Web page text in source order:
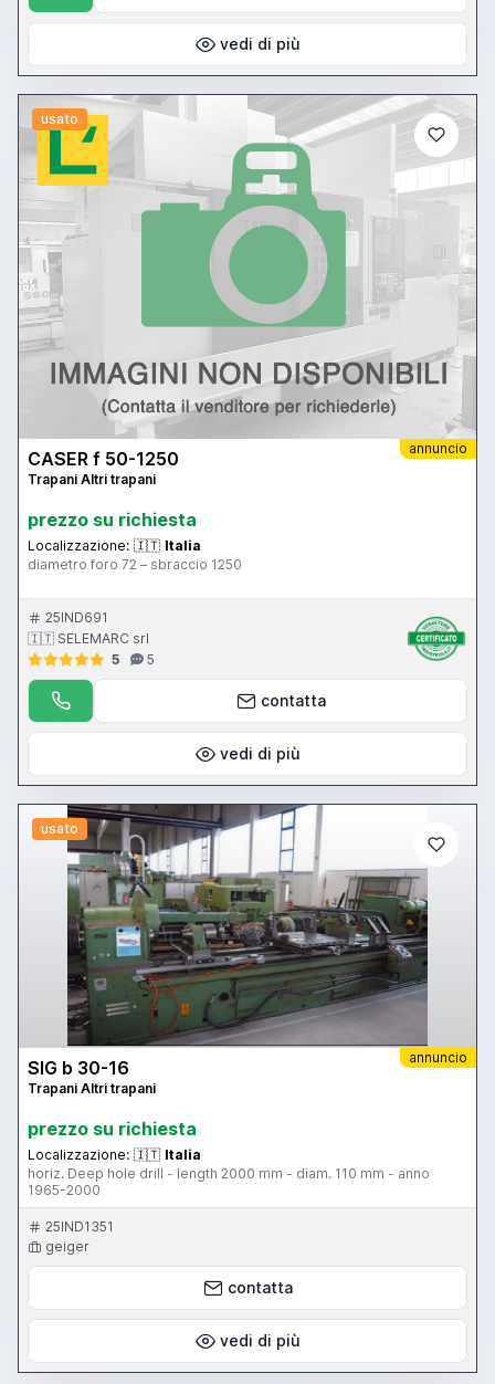
vedi di più
usato
annuncio
CASER f 50-1250
Trapani Altri trapani
prezzo su richiesta
Localizzazione: 🇮🇹 Italia
diametro foro 72 – sbraccio 1250
25IND691
🇮🇹 SELEMARC srl
5
5
contatta
vedi di più
usato
annuncio
SIG b 30-16
Trapani Altri trapani
prezzo su richiesta
Localizzazione: 🇮🇹 Italia
horiz. Deep hole drill - length 2000 mm - diam. 110 mm - anno
1965-2000
25IND1351
geiger
contatta
vedi di più